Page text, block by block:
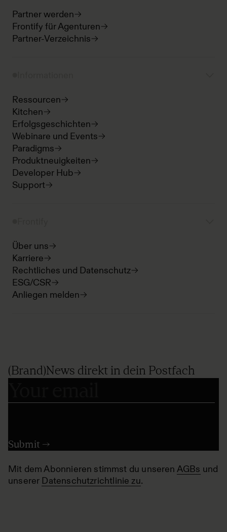
Partner werden
Frontify für Agenturen
Partner-Verzeichnis
Ressourcen
Kitchen
Erfolgsgeschichten
Webinare und Events
Paradigms
Produktneuigkeiten
Developer Hub
Support
Über uns
Karriere
Rechtliches und Datenschutz
ESG/CSR
Anliegen melden
(Brand)News direkt in dein Postfach
Mit dem Abonnieren stimmst du unseren AGBs und
unserer Datenschutzrichtlinie zu.